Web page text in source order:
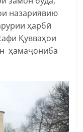
назариявию
ҳарбӣ
Қувваҳои
ҳамаҷониба